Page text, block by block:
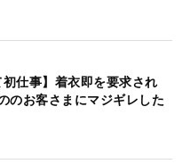
初仕事】着衣即を要求され
のお客さまにマジギレした